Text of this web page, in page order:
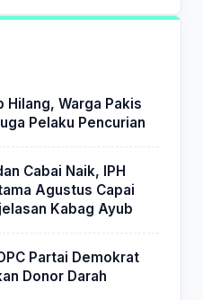
Hilang, Warga Pakis
Pelaku Pencurian
Cabai Naik, IPH
Agustus Capai
Kabag Ayub
Partai Demokrat
Donor Darah